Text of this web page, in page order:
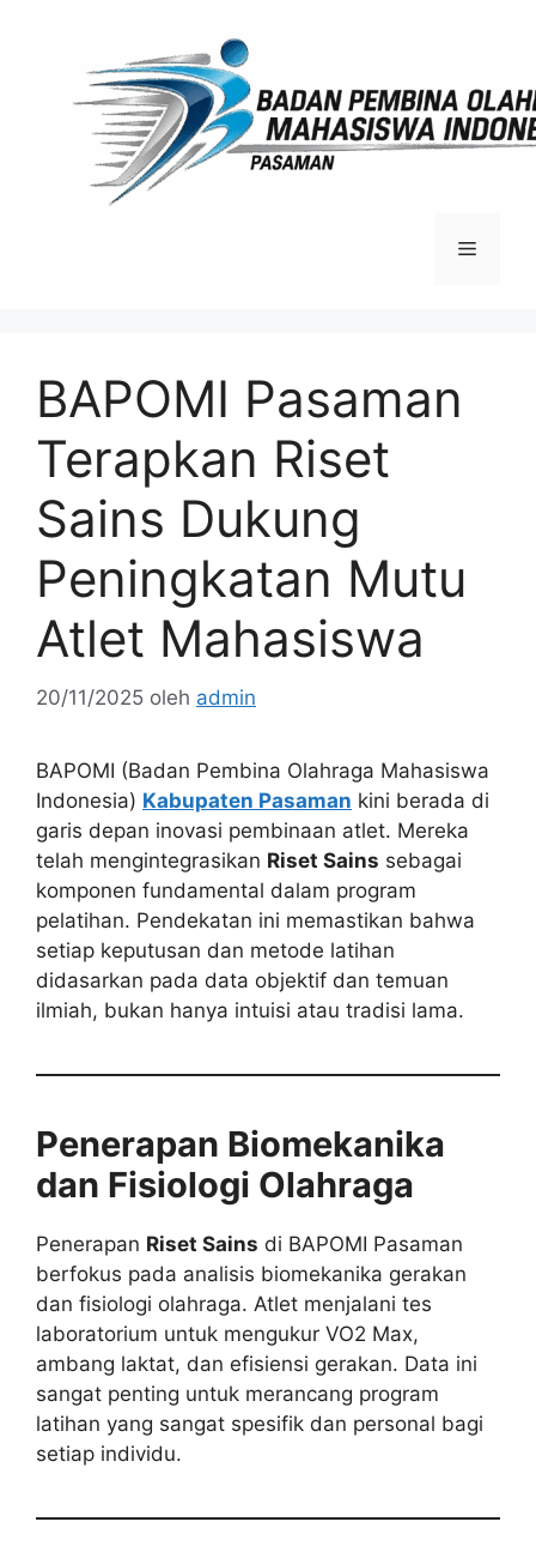
Menu
BAPOMI Pasaman
Terapkan Riset
Sains Dukung
Peningkatan Mutu
Atlet Mahasiswa
20/11/2025 oleh admin
BAPOMI (Badan Pembina Olahraga Mahasiswa
Indonesia) Kabupaten Pasaman kini berada di
garis depan inovasi pembinaan atlet. Mereka
telah mengintegrasikan Riset Sains sebagai
komponen fundamental dalam program
pelatihan. Pendekatan ini memastikan bahwa
setiap keputusan dan metode latihan
didasarkan pada data objektif dan temuan
ilmiah, bukan hanya intuisi atau tradisi lama.
Penerapan Biomekanika
dan Fisiologi Olahraga
Penerapan Riset Sains di BAPOMI Pasaman
berfokus pada analisis biomekanika gerakan
dan fisiologi olahraga. Atlet menjalani tes
laboratorium untuk mengukur VO2 Max,
ambang laktat, dan efisiensi gerakan. Data ini
sangat penting untuk merancang program
latihan yang sangat spesifik dan personal bagi
setiap individu.